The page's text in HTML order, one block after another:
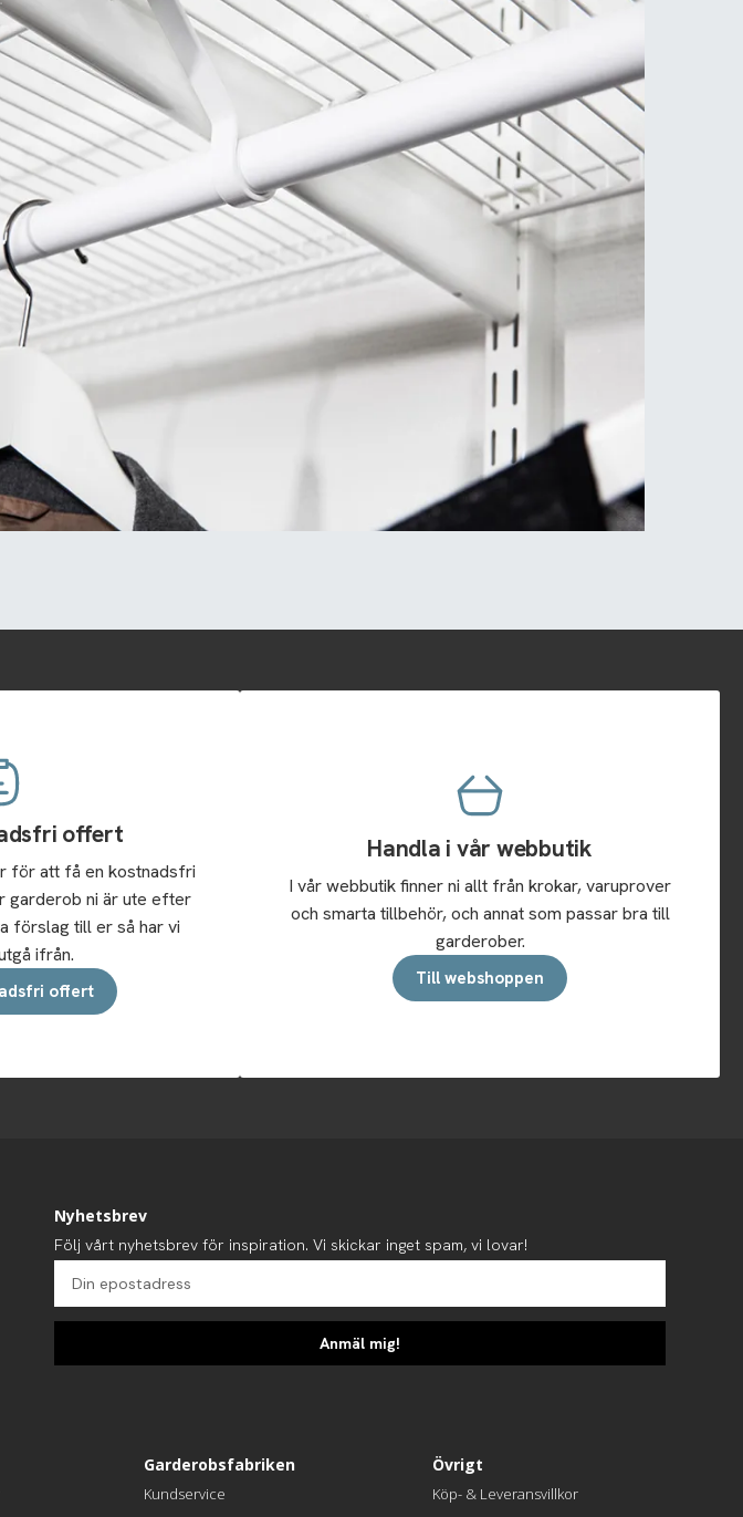
offert
för att få en kostnadsfri
garderob ni är ute efter
förslag till er så har vi
ifrån.
offert
Handla i vår webbutik
I vår webbutik finner ni allt från krokar, varuprover
och smarta tillbehör, och annat som passar bra till
garderober.
Till webshoppen
Nyhetsbrev
Följ vårt nyhetsbrev för inspiration. Vi skickar inget spam, vi lovar!
Anmäl mig!
Garderobsfabriken
Kundservice
Övrigt
Köp- & Leveransvillkor